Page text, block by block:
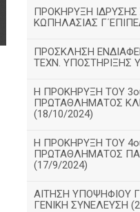
ΠΡΟΚΗΡΥΞΗ
ΚΩΠΗΛΑΣΙΑΣ
ΠΡΟΣΚΛΗΣΗ
ΤΕΧΝ. ΥΠΟΣΤΗΡΙΞΗΣ
Η ΠΡΟΚΗΡΥΞΗ ΤΟΥ
ΠΡΩΤΑΘΛΗΜΑΤΟΣ
(18/10/2024)
Η ΠΡΟΚΗΡΥΞΗ ΤΟΥ
ΠΡΩΤΑΘΛΗΜΑΤΟΣ
(17/9/2024)
ΑΙΤΗΣΗ ΥΠΟΨΗΦΙΟΥ
ΓΕΝΙΚΗ ΣΥΝΕΛΕΥΣΗ